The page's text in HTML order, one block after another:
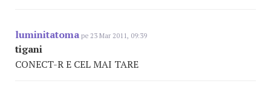
luminitatoma pe 23 Mar 2011, 09:39
tigani
CONECT-R E CEL MAI TARE